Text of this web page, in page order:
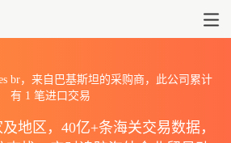
br，来自巴基斯坦的采购商，此公司累计
有 1 笔进口交易
地区，40亿+条海关交易数据，